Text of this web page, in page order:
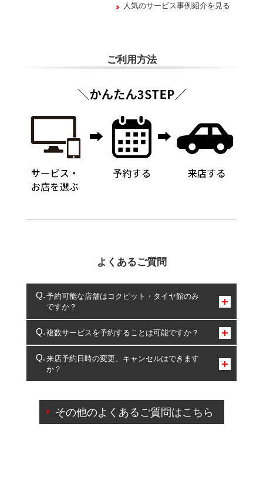
人気のサービス事例紹介を見る
ご利用方法
よくあるご質問
予約可能な店舗はコクピット・タイヤ館のみ
ですか？
コクピット・タイヤ館のみとなります。
複数サービスを予約することは可能ですか？
複数サービスのご予約は可能です。
一部の商品・サービスの組み合わせに限り、同時にご予約が
出来ないものもございます。
来店予約日時の変更、キャンセルはできます
か？
ご来店予約日の3営業日前を過ぎている場合のご予約
の日時変更につきましては、直接ご予約の店舗まで
その他のよくあるご質問はこちら